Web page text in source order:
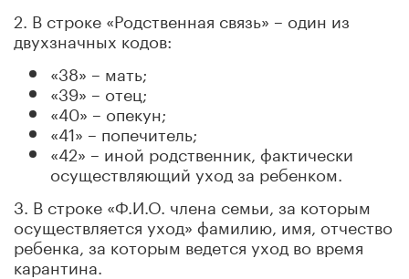
2. В строке «Родственная связь» – один из
двухзначных кодов:
«38» – мать;
«39» – отец;
«40» – опекун;
«41» – попечитель;
«42» – иной родственник, фактически
осуществляющий уход за ребенком.
3. В строке «Ф.И.О. члена семьи, за которым
осуществляется уход» фамилию, имя, отчество
ребенка, за которым ведется уход во время
карантина.